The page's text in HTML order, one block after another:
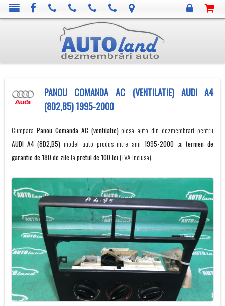
PANOU COMANDA AC (VENTILATIE) AUDI A4
(8D2,B5) 1995-2000
Cumpara Panou Comanda AC (ventilatie)piesa auto din dezmembrari pentru
AUDI A4 (8D2,B5) model auto produs intre anii 1995-2000cutermen de
garantie de 180 de zile la pretul de 100 lei(TVA inclusa).